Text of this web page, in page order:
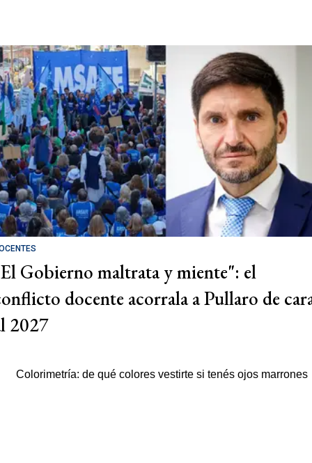
Gobierno maltrata y miente": el
docente acorrala a Pullaro de
2027